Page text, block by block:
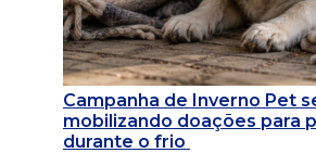
Campanha de Inverno Pet
mobilizando doações para
durante o frio